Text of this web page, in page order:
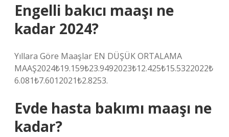
Engelli bakıcı maaşı ne
kadar 2024?
Yıllara Göre Maaşlar EN DÜŞÜK ORTALAMA
MAAŞ2024₺19.159₺23.9492023₺12.425₺15.5322022₺
6.081₺7.6012021₺2.8253.
Evde hasta bakımı maaşı ne
kadar?